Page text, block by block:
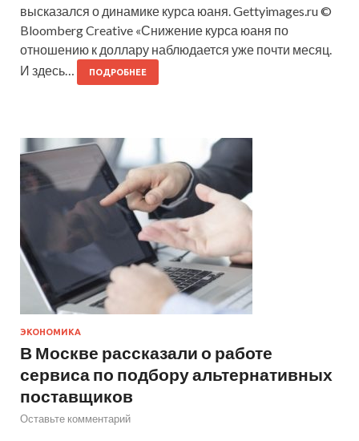
высказался о динамике курса юаня. Gettyimages.ru ©
Bloomberg Creative «Снижение курса юаня по
отношению к доллару наблюдается уже почти месяц.
И здесь…
ПОДРОБНЕЕ
ЭКОНОМИКА
В Москве рассказали о работе
сервиса по подбору альтернативных
поставщиков
Оставьте комментарий